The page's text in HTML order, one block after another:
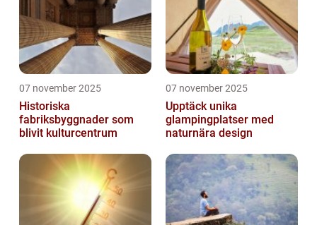
07 november 2025
Historiska
fabriksbyggnader som
blivit kulturcentrum
07 november 2025
Upptäck unika
glampingplatser med
naturnära design